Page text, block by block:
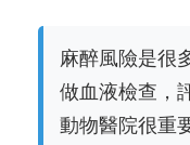
麻醉風險是很
做血液檢查，
動物醫院很重